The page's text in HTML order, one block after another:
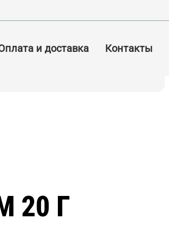
и доставка Контакты
20 Г